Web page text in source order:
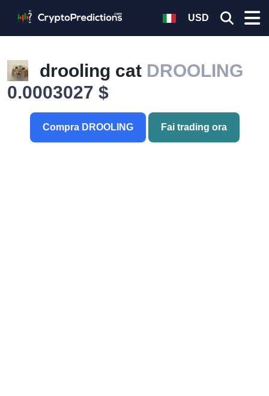
USD
drooling cat DROOLING
0.0003027 $
Compra DROOLING Fai trading ora